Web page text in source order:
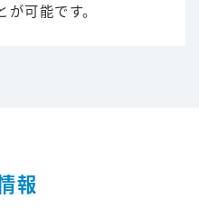
可能です。
報